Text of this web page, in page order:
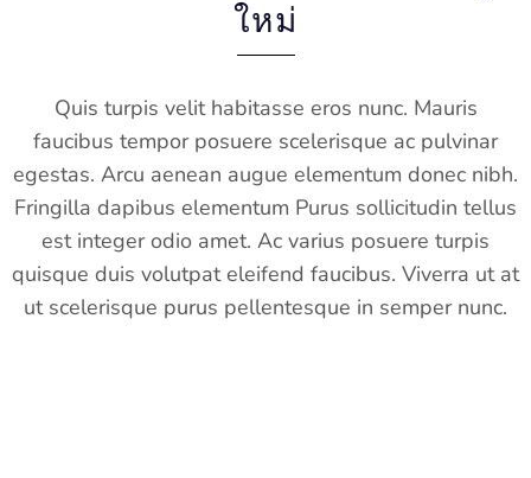
ใหม่
Quis turpis velit habitasse eros nunc. Mauris
faucibus tempor posuere scelerisque ac pulvinar
egestas. Arcu aenean augue elementum donec nibh.
Fringilla dapibus elementum Purus sollicitudin tellus
est integer odio amet. Ac varius posuere turpis
quisque duis volutpat eleifend faucibus. Viverra ut at
ut scelerisque purus pellentesque in semper nunc.